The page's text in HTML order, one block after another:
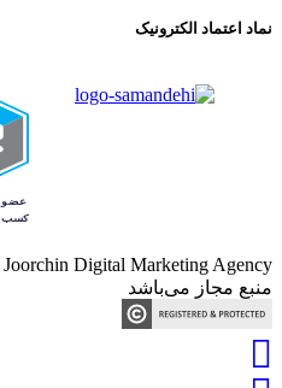
نماد اعتماد الکترونیک
منبع مجاز می‌باشد